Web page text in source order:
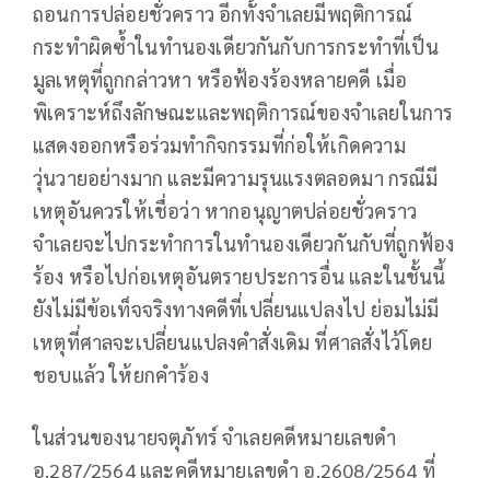
ถอนการปล่อยชั่วคราว อีกทั้งจำเลยมีพฤติการณ์
กระทำผิดซ้ำในทำนองเดียวกันกับการกระทำที่เป็น
มูลเหตุที่ถูกกล่าวหา หรือฟ้องร้องหลายคดี เมื่อ
พิเคราะห์ถึงลักษณะและพฤติการณ์ของจำเลยในการ
แสดงออกหรือร่วมทำกิจกรรมที่ก่อให้เกิดความ
วุ่นวายอย่างมาก และมีความรุนแรงตลอดมา กรณีมี
เหตุอันควรให้เชื่อว่า หากอนุญาตปล่อยชั่วคราว
จำเลยจะไปกระทำการในทำนองเดียวกันกับที่ถูกฟ้อง
ร้อง หรือไปก่อเหตุอันตรายประการอื่น และในชั้นนี้
ยังไม่มีข้อเท็จจริงทางคดีที่เปลี่ยนแปลงไป ย่อมไม่มี
เหตุที่ศาลจะเปลี่ยนแปลงคำสั่งเดิม ที่ศาลสั่งไว้โดย
ชอบแล้ว ให้ยกคำร้อง
ในส่วนของนายจตุภัทร์ จำเลยคดีหมายเลขดำ
อ.287/2564 และคดีหมายเลขดำ อ.2608/2564 ที่